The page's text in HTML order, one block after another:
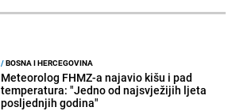
/BOSNA I HERCEGOVINA
Meteorolog FHMZ-a najavio kišu i pad
temperatura: "Jedno od najsvježijih ljeta
posljednjih godina"